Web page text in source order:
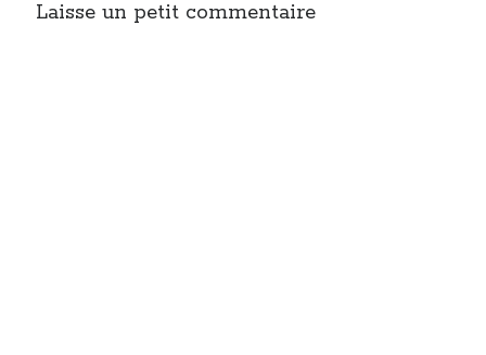
Laisse un petit commentaire